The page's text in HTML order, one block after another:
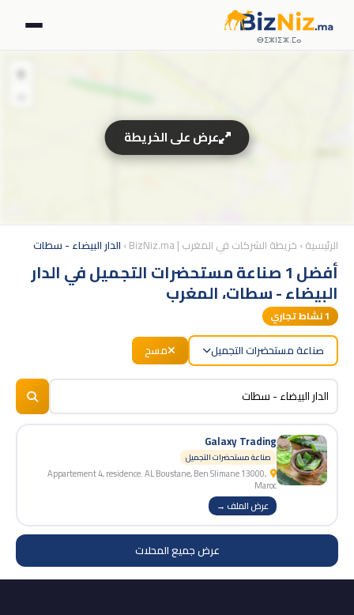
ⴱⵉⵣⵏⵉⵣ.ⵎⴰ
الرئيسية› خريطة الشركات في المغرب | BizNiz.ma › الدار البيضاء - سطات
أفضل 1 صناعة مستحضرات التجميل في الدار
البيضاء - سطات، المغرب
1نشاط تجاري
صناعة مستحضرات التجميل مسح
Galaxy Trading
صناعة مستحضرات التجميل
Appartement 4, residence. AL Boustane, Ben Slimane 13000,
Maroc
عرض الملف →
عرض جميع المحلات
+
BizNiz.ma
عرض على الخريطة